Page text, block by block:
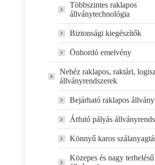
Többszintes raklapos
állványtechnológia
Biztonsági kiegészítők
Önhordó emelvény
Nehéz raklapos, raktári,
állványrendszerek
Bejárható raklapos
Átfutó pályás
Könnyű karos
Közepes és nagy